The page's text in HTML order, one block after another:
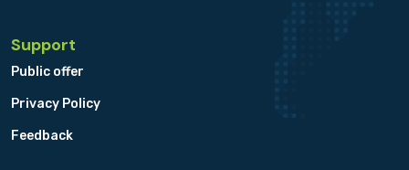
Support
Public offer
Privacy Policy
Feedback